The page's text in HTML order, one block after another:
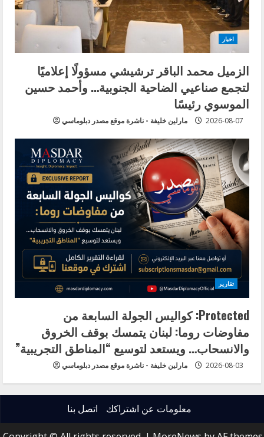
اخبار
الزميل محمد الباقر ترشيشي مسؤولًا إعلاميًا
لتجمع صناعيي الضاحية الجنوبية… وأحمد حسين
الموسوي رئيسًا
مارلين خليفة - ناشرة موقع مصدر دبلوماسي 2026-08-07
تقارير
Protected: كواليس الجولة السابعة من
مفاوضات روما: لبنان يتمسك بوقف الخروق
والانسحاب… ويستعد لتوسيع “المناطق التجريبية”
مارلين خليفة - ناشرة موقع مصدر دبلوماسي 2026-08-03
معلومات عن اشتراكك اتصل بنا